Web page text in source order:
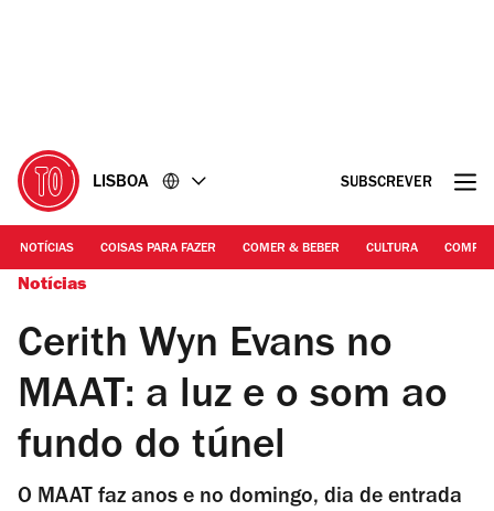
LISBOA SUBSCREVER
NOTÍCIAS COISAS PARA FAZER COMER & BEBER CULTURA
Notícias
Cerith Wyn Evans no
MAAT: a luz e o som ao
fundo do túnel
O MAAT faz anos e no domingo, dia de entrada